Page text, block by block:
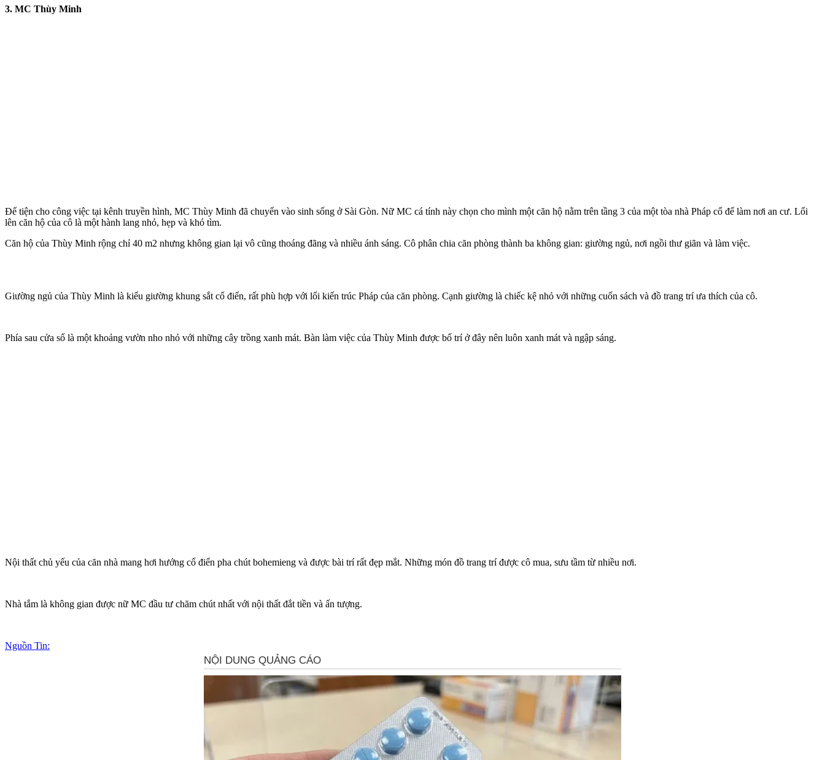
3. MC Thùy Minh
Để tiện cho công việc tại kênh truyền hình, MC Thùy Minh đã chuyển vào sinh sống ở Sài Gòn. Nữ MC cá tính này chọn cho mình một căn hộ nằm trên tầng 3 của một tòa nhà Pháp cổ để làm nơi an cư. Lối
lên căn hộ của cô là một hành lang nhỏ, hẹp và khó tìm.
Căn hộ của Thùy Minh rộng chỉ 40 m2 nhưng không gian lại vô cũng thoáng đãng và nhiều ánh sáng. Cô phân chia căn phòng thành ba không gian: giường ngủ, nơi ngồi thư giãn và làm việc.
Giường ngủ của Thùy Minh là kiểu giường khung sắt cổ điển, rất phù hợp với lối kiến trúc Pháp của căn phòng. Cạnh giường là chiếc kệ nhỏ với những cuốn sách và đồ trang trí ưa thích của cô.
Phía sau cửa sổ là một khoảng vườn nho nhỏ với những cây trồng xanh mát. Bàn làm việc của Thùy Minh được bố trí ở đây nên luôn xanh mát và ngập sáng.
Nội thất chủ yếu của căn nhà mang hơi hướng cổ điển pha chút bohemieng và được bài trí rất đẹp mắt. Những món đồ trang trí được cô mua, sưu tầm từ nhiều nơi.
Nhà tắm là không gian được nữ MC đầu tư chăm chút nhất với nội thất đắt tiền và ấn tượng.
Nguồn Tin: